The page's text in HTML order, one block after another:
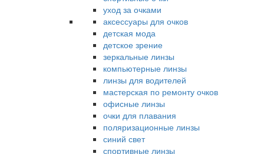
уход за очками
аксессуары для очков
детская мода
детское зрение
зеркальные линзы
компьютерные линзы
линзы для водителей
мастерская по ремонту очков
офисные линзы
очки для плавания
поляризационные линзы
синий свет
спортивные линзы